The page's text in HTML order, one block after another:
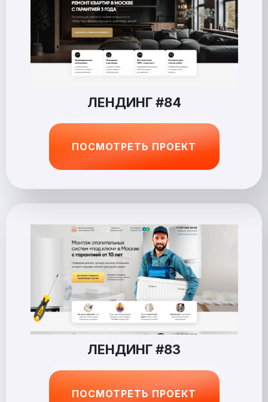
ЛЕНДИНГ #84
ПОСМОТРЕТЬ ПРОЕКТ
ЛЕНДИНГ #83
ПОСМОТРЕТЬ ПРОЕКТ